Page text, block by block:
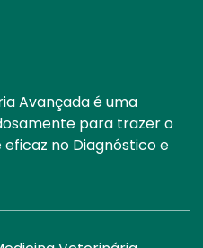
Avançada é uma
para trazer o
no Diagnóstico e